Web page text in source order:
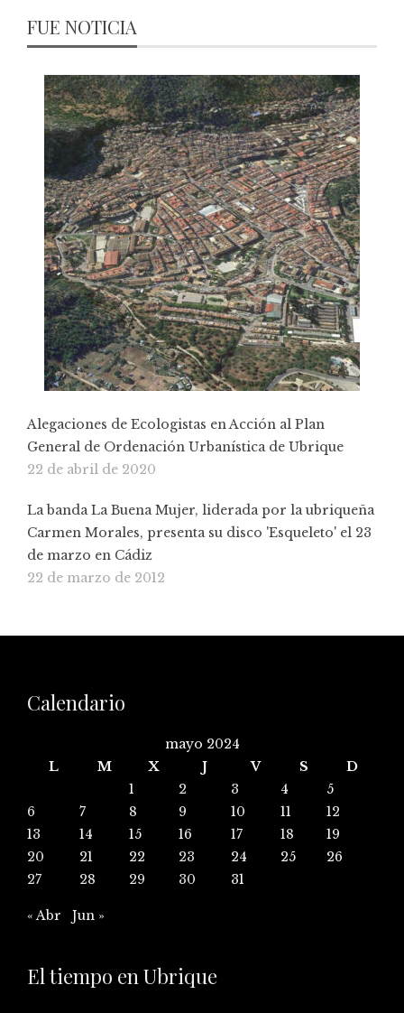
FUE NOTICIA
Alegaciones de Ecologistas en Acción al Plan
General de Ordenación Urbanística de Ubrique
22 de abril de 2020
La banda La Buena Mujer, liderada por la ubriqueña
Carmen Morales, presenta su disco 'Esqueleto' el 23
de marzo en Cádiz
22 de marzo de 2012
Calendario
mayo 2024
L
M X J V S
D
1
2 3 4
5
6
7 8 9 10 11
12
13
14 15 16 17 18
19
20
21 22 23 24 25
26
27
28 29 30 31
« Abr Jun »
El tiempo en Ubrique